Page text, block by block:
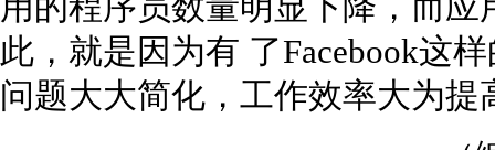
用的程序员数量明显下降，而
此，就是因为有 了Facebook这
问题大大简化，工作效率大为提